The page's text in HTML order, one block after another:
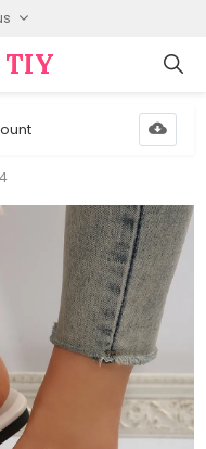
TIY